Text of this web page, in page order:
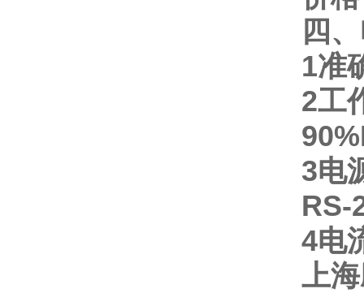
四
1准
2工
3电
RS-
4电
上